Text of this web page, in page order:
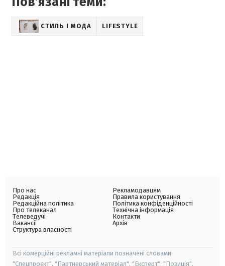
СТИЛЬ І МОДА LIFESTYLE
Про нас
Редакція
Редакційна політика
Про телеканал
Телеведучі
Вакансії
Структура власності
Рекламодавцям
Правила користування
Політика конфіденційності
Технічна інформація
Контакти
Архів
Всі комерційні рекламні матеріали позначені словами
"Спецпроєкт", "Партнерський матеріал", "Експерт", "Позиція".